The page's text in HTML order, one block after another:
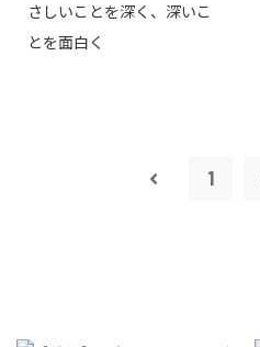
さしいことを深く、深いこ
とを面白く
1